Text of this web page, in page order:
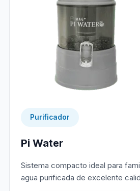
Purificador
Pi Water
Sistema compacto ideal para
agua purificada de excelente